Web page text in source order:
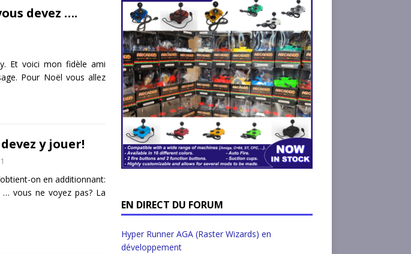
devez ….
Et voici mon fidèle ami
Pour Noël vous allez
y jouer!
on en additionnant:
vous ne voyez pas? La
EN DIRECT DU FORUM
Hyper Runner AGA (Raster Wizards) en
développement